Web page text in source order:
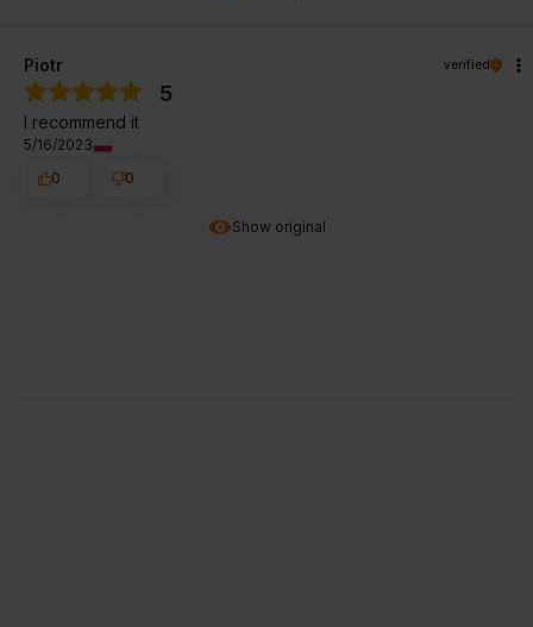
Show original
Piotr verified
5
I recommend it
5/16/2023
0
0